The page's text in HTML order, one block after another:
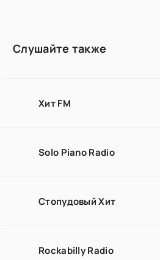
Слушайте также
Хит FM
Solo Piano Radio
Стопудовый Хит
Rockabilly Radio